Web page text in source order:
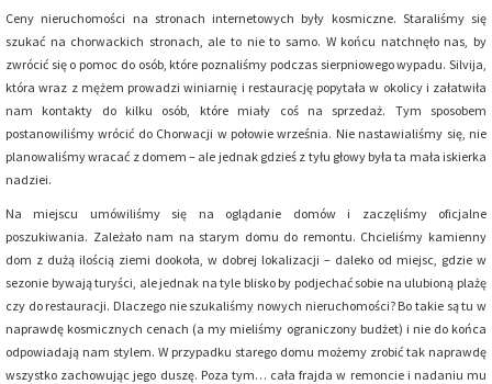
Ceny nieruchomości na stronach internetowych były kosmiczne. Staraliśmy się
szukać na chorwackich stronach, ale to nie to samo. W końcu natchnęło nas, by
zwrócić się o pomoc do osób, które poznaliśmy podczas sierpniowego wypadu. Silvija,
która wraz z mężem prowadzi winiarnię i restaurację popytała w okolicy i załatwiła
nam kontakty do kilku osób, które miały coś na sprzedaż. Tym sposobem
postanowiliśmy wrócić do Chorwacji w połowie września. Nie nastawialiśmy się, nie
planowaliśmy wracać z domem – ale jednak gdzieś z tyłu głowy była ta mała iskierka
nadziei.
Na miejscu umówiliśmy się na oglądanie domów i zaczęliśmy oficjalne
poszukiwania. Zależało nam na starym domu do remontu. Chcieliśmy kamienny
dom z dużą ilością ziemi dookoła, w dobrej lokalizacji – daleko od miejsc, gdzie w
sezonie bywają turyści, ale jednak na tyle blisko by podjechać sobie na ulubioną plażę
czy do restauracji. Dlaczego nie szukaliśmy nowych nieruchomości? Bo takie są tu w
naprawdę kosmicznych cenach (a my mieliśmy ograniczony budżet) i nie do końca
odpowiadają nam stylem. W przypadku starego domu możemy zrobić tak naprawdę
wszystko zachowując jego duszę. Poza tym… cała frajda w remoncie i nadaniu mu